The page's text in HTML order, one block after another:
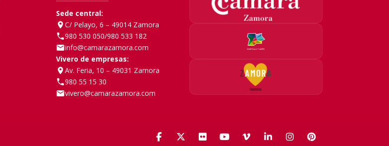
Sede central:
C/ Pelayo, 6 – 49014 Zamora
980 530 050/980 533 182
info@camarazamora.com
Vivero de empresas:
Av. Feria, 10 – 49031 Zamora
980 55 15 30
vivero@camarazamora.com
Facebook
X (Twitter)
FlickrYouTube
VimeoLinkedIn
Instagram
Pinterest